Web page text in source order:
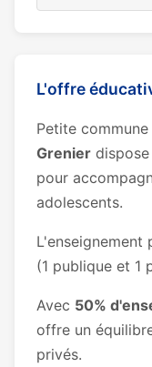
L'offre
Petite
Grenier
pour
adolescents.
L'enseignement
(1 publique et 1
Avec 50%
offre un
privés.